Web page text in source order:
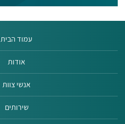
עמוד הבית
אודות
אנשי צוות
שירותים